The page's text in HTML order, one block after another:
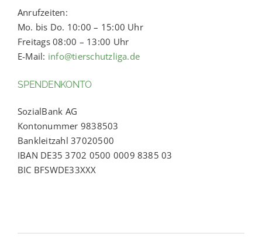
Anrufzeiten:
Mo. bis Do. 10:00 – 15:00 Uhr
Freitags 08:00 – 13:00 Uhr
E-Mail: info@tierschutzliga.de
SPENDENKONTO
SozialBank AG
Kontonummer 9838503
Bankleitzahl 37020500
IBAN DE35 3702 0500 0009 8385 03
BIC BFSWDE33XXX